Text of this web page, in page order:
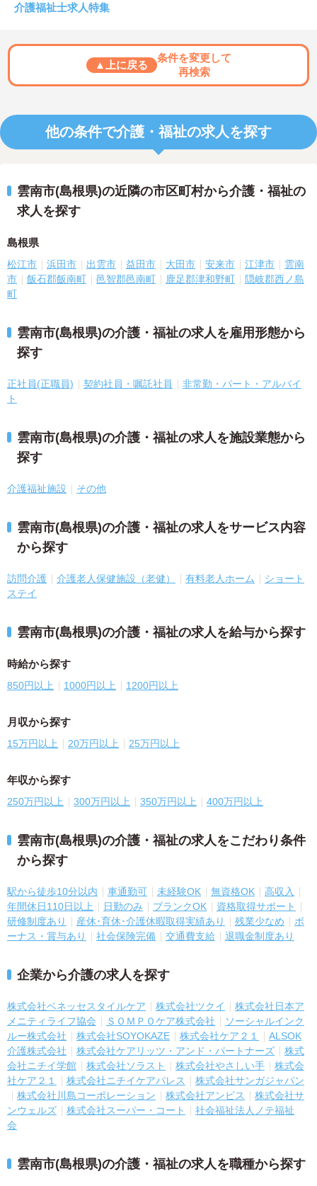
介護福祉士求人特集
▲上に戻る
条件を変更して
再検索
他の条件で介護・福祉の求人を探す
雲南市(島根県)の近隣の市区町村から介護・福祉の
求人を探す
島根県
松江市 浜田市 出雲市 益田市 大田市 安来市 江津市
雲南
市
飯石郡飯南町 邑智郡邑南町 鹿足郡津和野町
隠岐郡西ノ島
町
雲南市(島根県)の介護・福祉の求人を雇用形態から
探す
正社員(正職員) 契約社員・嘱託社員
非常勤・パート・アルバイ
ト
雲南市(島根県)の介護・福祉の求人を施設業態から
探す
介護福祉施設 その他
雲南市(島根県)の介護・福祉の求人をサービス内容
から探す
訪問介護 介護老人保健施設（老健） 有料老人ホーム
ショート
ステイ
雲南市(島根県)の介護・福祉の求人を給与から探す
時給から探す
850円以上 1000円以上 1200円以上
月収から探す
15万円以上 20万円以上 25万円以上
年収から探す
250万円以上 300万円以上 350万円以上 400万円以上
雲南市(島根県)の介護・福祉の求人をこだわり条件
から探す
駅から徒歩10分以内 車通勤可 未経験OK 無資格OK
高収入
年間休日110日以上
日勤のみ ブランクOK
資格取得サポート
研修制度あり
産休･育休･介護休暇取得実績あり 残業少なめ
ボ
ーナス・賞与あり
社会保険完備 交通費支給 退職金制度あり
企業から介護の求人を探す
株式会社ベネッセスタイルケア 株式会社ツクイ
株式会社日本ア
メニティライフ協会
ＳＯＭＰＯケア株式会社
ソーシャルインク
ルー株式会社
株式会社SOYOKAZE 株式会社ケア２１
ALSOK
介護株式会社
株式会社ケアリッツ・アンド・パートナーズ
株式
会社ニチイ学館
株式会社ソラスト 株式会社やさしい手
株式会
社ケア２１
株式会社ニチイケアパレス
株式会社サンガジャパン
株式会社川島コーポレーション
株式会社アンビス
株式会社サ
ンウェルズ
株式会社スーパー・コート
社会福祉法人ノテ福祉
会
雲南市(島根県)の介護・福祉の求人を職種から探す